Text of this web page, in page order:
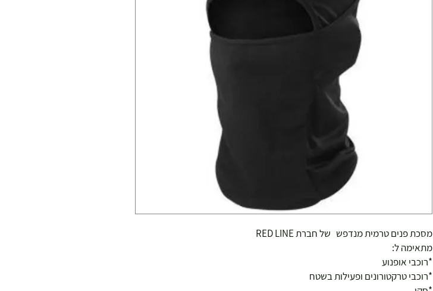
מסכת פנים טרמית מנדפש של חברת RED LINE
מתאימה ל:
*רוכבי אופנוע
*רוכבי טרקטורונים ופעילות בשטח